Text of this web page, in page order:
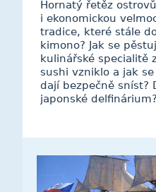
Hornatý řetěz
i ekonomickou
tradice, které stále
kimono? Jak se
kulinářské specialitě
sushi vzniklo a jak
dají bezpečně sníst?
japonské delfinárium?